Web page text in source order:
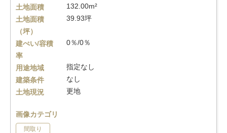
土地面積
132.00m²
土地面積
（坪）
39.93坪
建ぺい/容積
率
0％/0％
用途地域
指定なし
建築条件
なし
土地現況
更地
画像カテゴリ
間取り